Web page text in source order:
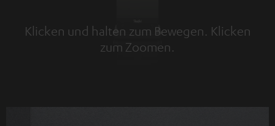
Klicken und halten zum Bewegen. Klicken
zum Zoomen.
Tap to zoom